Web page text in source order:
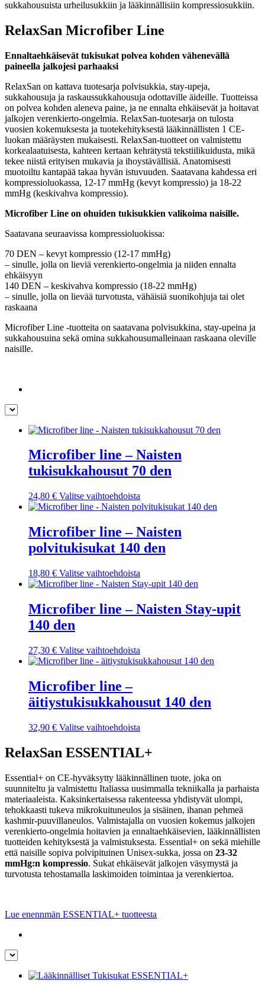
sukkahousuista urheilusukkiin ja lääkinnällisiin kompressiosukkiin.
RelaxSan Microfiber Line
Ennaltaehkäisevät tukisukat polvea kohden vähenevällä
paineella jalkojesi parhaaksi
RelaxSan on kattava tuotesarja polvisukkia, stay-upeja,
sukkahousuja ja raskaussukkahousuja odottaville äideille. Tuotteissa
on polvea kohden aleneva paine, ja ne ennalta ehkäisevät ja hoitavat
jalkojen verenkierto-ongelmia. RelaxSan-tuotesarja on tulosta
vuosien kokemuksesta ja tuotekehityksestä lääkinnällisten 1 CE-
luokan määräysten mukaisesti. RelaxSan-tuotteet on valmistettu
korkealaatuisesta, kahteen kertaan kehrätystä tekstiilikuidusta, mikä
tekee niistä erityisen mukavia ja ihoystävällisiä. Anatomisesti
muotoiltu kantapää takaa hyvän istuvuuden. Saatavana kahdessa eri
kompressioluokassa, 12-17 mmHg (kevyt kompressio) ja 18-22
mmHg (keskivahva kompressio).
Microfiber Line on ohuiden tukisukkien valikoima naisille.
Saatavana seuraavissa kompressioluokissa:
70 DEN – kevyt kompressio (12-17 mmHg)
– sinulle, jolla on lieviä verenkierto-ongelmia ja niiden ennalta
ehkäisyyn
140 DEN – keskivahva kompressio (18-22 mmHg)
– sinulle, jolla on lievää turvotusta, vähäisiä suonikohjuja tai olet
raskaana
Microfiber Line -tuotteita on saatavana polvisukkina, stay-upeina ja
sukkahousuina sekä omina sukkahousumalleinaan raskaana oleville
naisille.
Microfiber line – Naisten
tukisukkahousut 70 den
24,80 € Valitse vaihtoehdoista
tuotteella
useampi
muunnelma.
Voit
tuotteen
sivulla.
Microfiber line – Naisten
polvitukisukat 140 den
18,80 € Valitse vaihtoehdoista
tuotteella
useampi
muunnelma.
tuotteen
sivulla.
Microfiber line – Naisten Stay-upit
140 den
27,30 € Valitse vaihtoehdoista
tuotteella
Voit
tuotteen
sivulla.
Microfiber line –
äitiystukisukkahousut 140 den
32,90 € Valitse vaihtoehdoista
on
useampi
Voit
tehdä
valinnat
tuotteen
sivulla.
RelaxSan ESSENTIAL+
Essential+ on CE-hyväksytty lääkinnällinen tuote, joka on
suunniteltu ja valmistettu Italiassa uusimmalla tekniikalla ja parhaista
materiaaleista. Kaksinkertaisessa rakenteessa yhdistyvät ulompi,
tehokkaasti tukeva mikrokuituneulos ja sisäinen, ihanan pehmeä
kashmir-puuvillaneulos. Valmistajalla on vuosien kokemus jalkojen
verenkierto-ongelmia hoitavien ja ennaltaehkäisevien, lääkinnällisten
tuotteiden kehityksestä ja valmistuksesta. Essential+ on sekä miehille
että naisille sopiva polvipituinen Unisex-sukka, jossa on 23-32
mmHg:n kompressio. Sukat ehkäisevät jalkojen väsymystä ja
turvotusta tehostamalla laskimoiden toimintaa ja verenkiertoa.
Lue enennmän ESSENTIAL+ tuotteesta